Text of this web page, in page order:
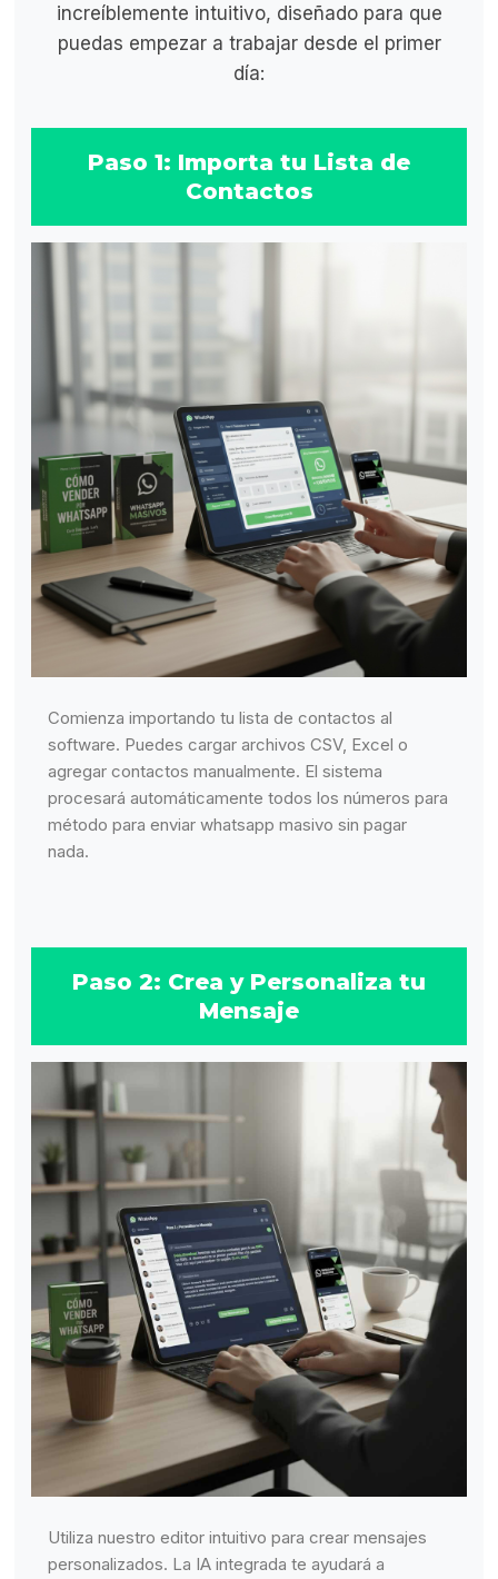
increíblemente intuitivo, diseñado para que
puedas empezar a trabajar desde el primer
día:
Paso 1: Importa tu Lista de
Contactos
Comienza importando tu lista de contactos al
software. Puedes cargar archivos CSV, Excel o
agregar contactos manualmente. El sistema
procesará automáticamente todos los números para
método para enviar whatsapp masivo sin pagar
nada.
Paso 2: Crea y Personaliza tu
Mensaje
Utiliza nuestro editor intuitivo para crear mensajes
personalizados. La IA integrada te ayudará a